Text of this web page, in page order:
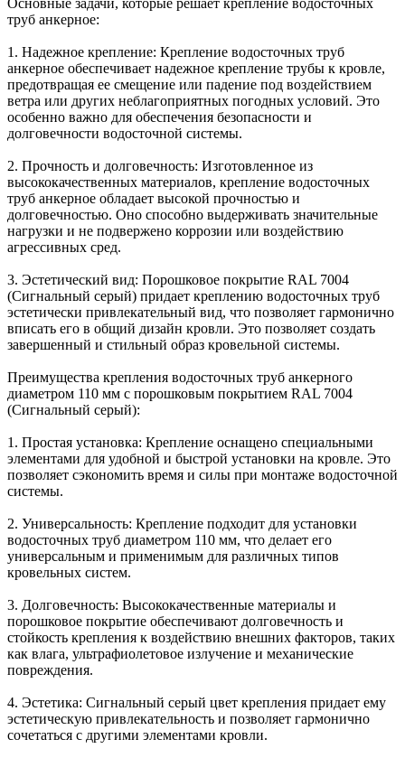
труб анкерное:
1. Надежное крепление: Крепление водосточных труб
анкерное обеспечивает надежное крепление трубы к кровле,
предотвращая ее смещение или падение под воздействием
ветра или других неблагоприятных погодных условий. Это
особенно важно для обеспечения безопасности и
долговечности водосточной системы.
2. Прочность и долговечность: Изготовленное из
высококачественных материалов, крепление водосточных
труб анкерное обладает высокой прочностью и
долговечностью. Оно способно выдерживать значительные
нагрузки и не подвержено коррозии или воздействию
агрессивных сред.
3. Эстетический вид: Порошковое покрытие RAL 7004
(Сигнальный серый) придает креплению водосточных труб
эстетически привлекательный вид, что позволяет гармонично
вписать его в общий дизайн кровли. Это позволяет создать
завершенный и стильный образ кровельной системы.
Преимущества крепления водосточных труб анкерного
диаметром 110 мм с порошковым покрытием RAL 7004
(Сигнальный серый):
1. Простая установка: Крепление оснащено специальными
элементами для удобной и быстрой установки на кровле. Это
позволяет сэкономить время и силы при монтаже водосточной
системы.
2. Универсальность: Крепление подходит для установки
водосточных труб диаметром 110 мм, что делает его
универсальным и применимым для различных типов
кровельных систем.
3. Долговечность: Высококачественные материалы и
порошковое покрытие обеспечивают долговечность и
стойкость крепления к воздействию внешних факторов, таких
как влага, ультрафиолетовое излучение и механические
повреждения.
4. Эстетика: Сигнальный серый цвет крепления придает ему
эстетическую привлекательность и позволяет гармонично
сочетаться с другими элементами кровли.